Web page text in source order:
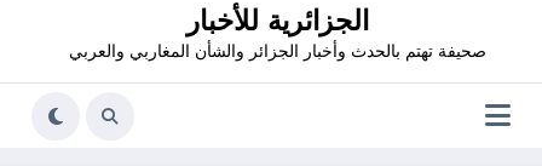
الجزائرية للأخبار
صحيفة تهتم بالحدث وأخبار الجزائر والشأن المغاربي والعربي